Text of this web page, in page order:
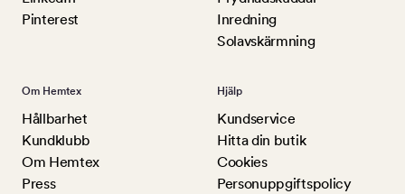
Pinterest
Inredning
Solavskärmning
Om Hemtex
Hållbarhet
Kundklubb
Om Hemtex
Press
Hjälp
Kundservice
Hitta din butik
Cookies
Personuppgiftspolicy